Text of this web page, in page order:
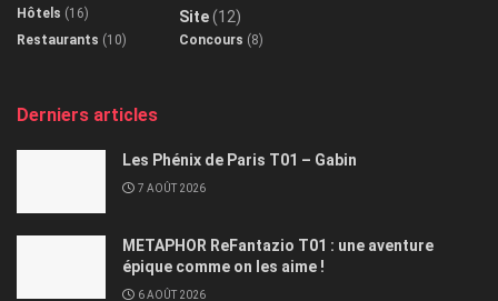
Hôtels (16)
Restaurants (10)
Site(12)
Concours (8)
Derniers articles
Les Phénix de Paris T01 – Gabin
7 AOÛT 2026
METAPHOR ReFantazio T01 : une aventure
épique comme on les aime !
6 AOÛT 2026